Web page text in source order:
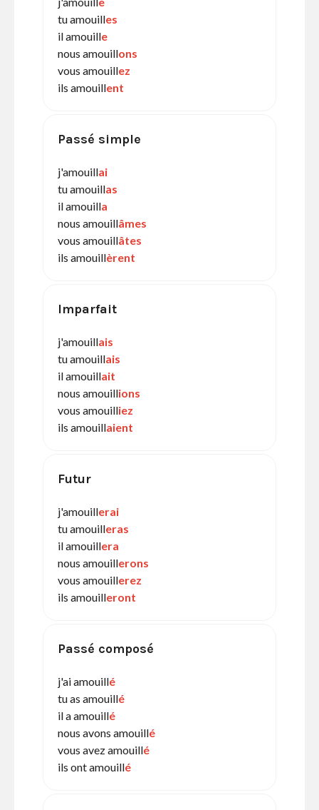
tu amouilles
il amouille
nous amouillons
vous amouillez
ils amouillent
Passé simple
j'amouillai
tu amouillas
il amouilla
nous amouillâmes
vous amouillâtes
ils amouillèrent
Imparfait
j'amouillais
tu amouillais
il amouillait
nous amouillions
vous amouilliez
ils amouillaient
Futur
j'amouillerai
tu amouilleras
il amouillera
nous amouillerons
vous amouillerez
ils amouilleront
Passé composé
j'ai amouillé
tu as amouillé
il a amouillé
nous avons amouillé
vous avez amouillé
ils ont amouillé